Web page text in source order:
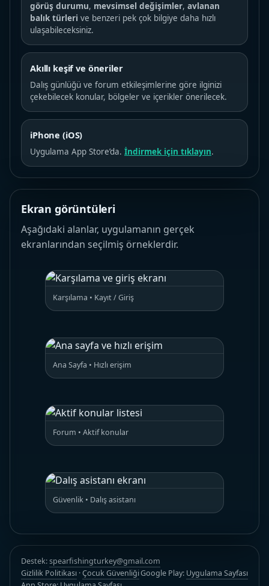
görüş durumu, mevsimsel değişimler, avlanan
balık türleri ve benzeri pek çok bilgiye daha hızlı
ulaşabileceksiniz.
Akıllı keşif ve öneriler
Dalış günlüğü ve forum etkileşimlerine göre ilginizi
çekebilecek konular, bölgeler ve içerikler önerilecek.
iPhone (iOS)
Uygulama App Store’da. İndirmek için tıklayın.
Ekran görüntüleri
Aşağıdaki alanlar, uygulamanın gerçek
ekranlarından seçilmiş örneklerdir.
Karşılama • Kayıt / Giriş
Ana Sayfa • Hızlı erişim
Forum • Aktif konular
Güvenlik • Dalış asistanı
Destek:spearfishingturkey@gmail.com
Gizlilik Politikası ·Çocuk GüvenliğiGoogle Play: Uygulama Sayfası